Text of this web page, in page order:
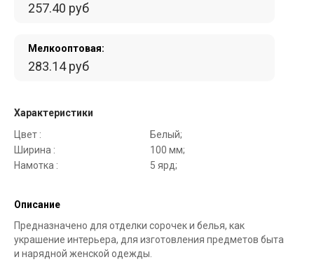
257.40 руб
Мелкооптовая:
283.14 руб
Характеристики
Цвет :
Белый;
Ширина :
100 мм;
Намотка :
5 ярд;
Описание
Предназначено для отделки сорочек и белья, как
украшение интерьера, для изготовления предметов быта
и нарядной женской одежды.